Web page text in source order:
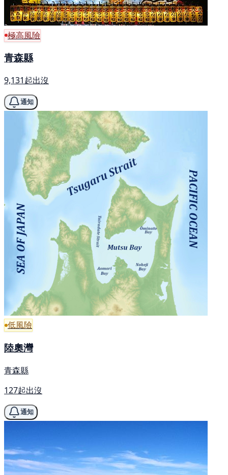
極高風險
青森縣
9,131起出沒
通知
低風險
陸奧灣
青森縣
127起出沒
通知